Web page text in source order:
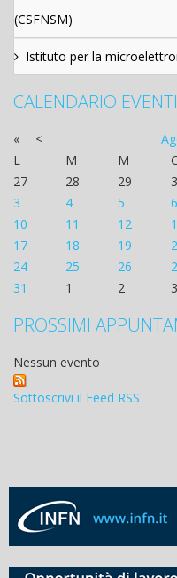
(CSFNSM)
Istituto per la
CALENDARIO EVENTI
« <
L
M M
27
28 29
3
4 5 6
10
11 12
17
18 19
24
25 26
31
1 2 3
PROSSIMI
Nessun evento
Sottoscrivi il Feed RSS